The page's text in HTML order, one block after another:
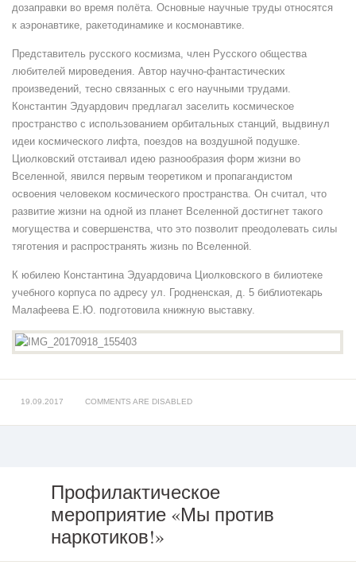
дозаправки во время полёта. Основные научные труды относятся
к аэронавтике, ракетодинамике и космонавтике.
Представитель русского космизма, член Русского общества
любителей мироведения. Автор научно-фантастических
произведений, тесно связанных с его научными трудами.
Константин Эдуардович предлагал заселить космическое
пространство с использованием орбитальных станций, выдвинул
идеи космического лифта, поездов на воздушной подушке.
Циолковский отстаивал идею разнообразия форм жизни во
Вселенной, явился первым теоретиком и пропагандистом
освоения человеком космического пространства. Он считал, что
развитие жизни на одной из планет Вселенной достигнет такого
могущества и совершенства, что это позволит преодолевать силы
тяготения и распространять жизнь по Вселенной.
К юбилею Константина Эдуардовича Циолковского в билиотеке
учебного корпуса по адресу ул. Гродненская, д. 5 библиотекарь
Малафеева Е.Ю. подготовила книжную выставку.
19.09.2017 COMMENTS ARE DISABLED
Профилактическое
мероприятие
Профилактическое
мероприятие «Мы против
наркотиков!»